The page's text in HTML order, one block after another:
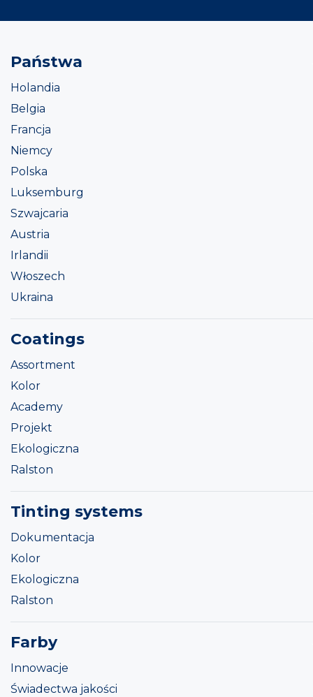
Państwa
Holandia
Belgia
Francja
Niemcy
Polska
Luksemburg
Szwajcaria
Austria
Irlandii
Włoszech
Ukraina
Coatings
Assortment
Kolor
Academy
Projekt
Ekologiczna
Ralston
Tinting systems
Dokumentacja
Kolor
Ekologiczna
Ralston
Farby
Innowacje
Świadectwa jakości